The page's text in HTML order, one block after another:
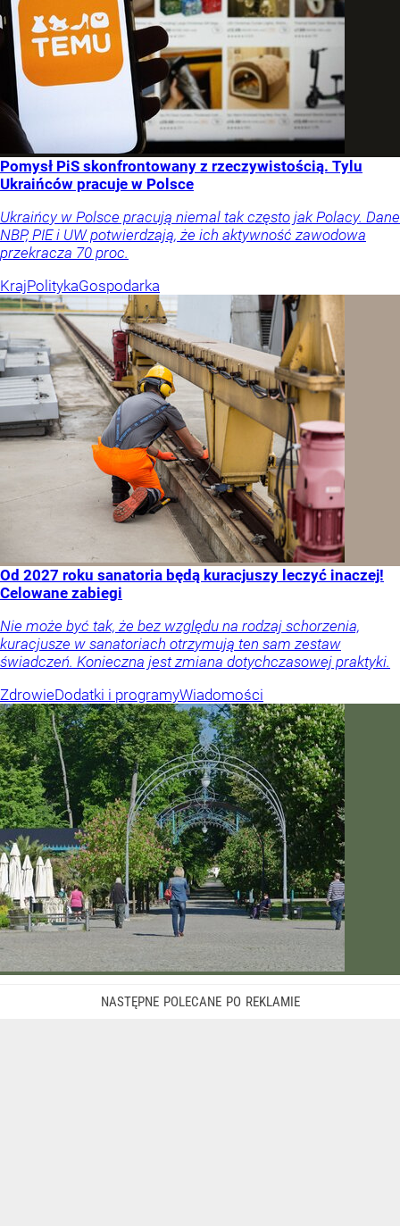
Pomysł PiS skonfrontowany z rzeczywistością. Tylu
Ukraińców pracuje w Polsce
Ukraińcy w Polsce pracują niemal tak często jak Polacy. Dane
NBP, PIE i UW potwierdzają, że ich aktywność zawodowa
przekracza 70 proc.
KrajPolitykaGospodarka
Od 2027 roku sanatoria będą kuracjuszy leczyć inaczej!
Celowane zabiegi
Nie może być tak, że bez względu na rodzaj schorzenia,
kuracjusze w sanatoriach otrzymują ten sam zestaw
świadczeń. Konieczna jest zmiana dotychczasowej praktyki.
ZdrowieDodatki i programyWiadomości